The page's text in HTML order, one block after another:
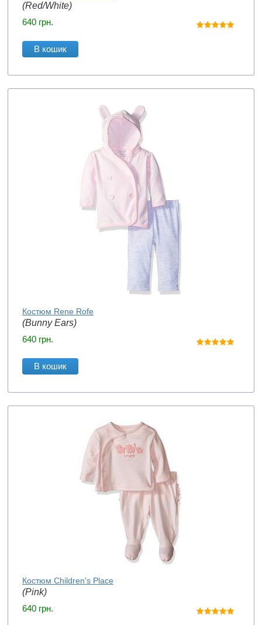
(Red/White)
640 грн.
В кошик
Костюм Rene Rofe
(Bunny Ears)
640 грн.
В кошик
Костюм Children's Place
(Pink)
640 грн.